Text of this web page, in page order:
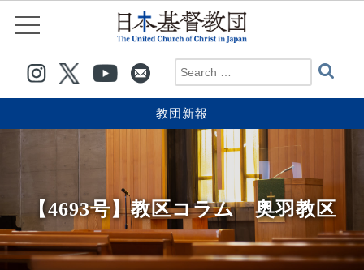
教団新報
【4693号】教区コラム 奥羽教区